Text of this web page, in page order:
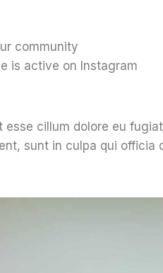
community
is active on Instagram
cillum dolore eu
sunt in culpa qui officia